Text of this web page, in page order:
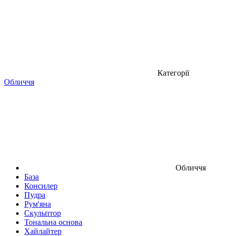
Категорії
Обличчя
Обличчя
База
Консилер
Пудра
Рум'яна
Скульптор
Тональна основа
Хайлайтер